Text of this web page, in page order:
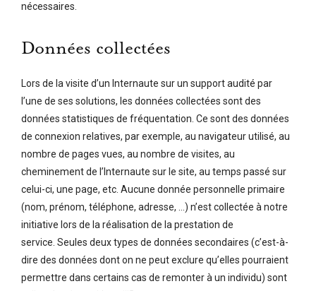
nécessaires.
Données collectées
Lors de la visite d’un Internaute sur un support audité par
l’une de ses solutions, les données collectées sont des
données statistiques de fréquentation. Ce sont des données
de connexion relatives, par exemple, au navigateur utilisé, au
nombre de pages vues, au nombre de visites, au
cheminement de l’Internaute sur le site, au temps passé sur
celui-ci, une page, etc. Aucune donnée personnelle primaire
(nom, prénom, téléphone, adresse, …) n’est collectée à notre
initiative lors de la réalisation de la prestation de
service. Seules deux types de données secondaires (c’est-à-
dire des données dont on ne peut exclure qu’elles pourraient
permettre dans certains cas de remonter à un individu) sont